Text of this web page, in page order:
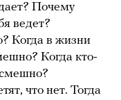
Почему
ведет?
Когда в жизни
Когда кто-
смешно?
что нет. Тогда